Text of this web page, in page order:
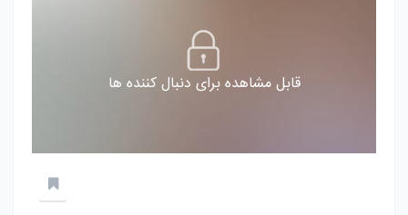
قابل مشاهده برای دنبال کننده ها